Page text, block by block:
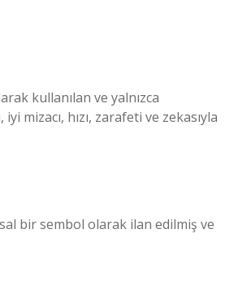
kullanılan ve yalnızca
mizacı, hızı, zarafeti ve zekasıyla
bir sembol olarak ilan edilmiş ve